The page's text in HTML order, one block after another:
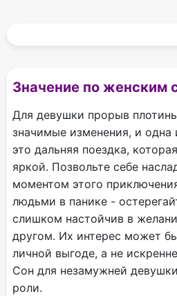
Значение по женским
Для девушки прорыв
значимые изменения, и
это дальняя поездка,
яркой. Позвольте себе
моментом этого
людьми в панике -
слишком настойчив в
другом. Их интерес может
личной выгоде, а не
Сон для незамужней
роли.